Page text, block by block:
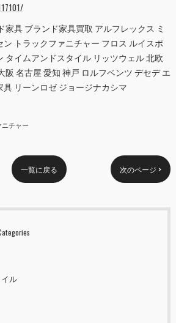
家具 ブランド家具買取 アルフレックス ミ
ン トラックファニチャー フロス ルイスポ
タイムアンドスタイル リッツウェル 北欧
阪 名古屋 愛知 神戸 ロルフベンツ デセデ エ
リーンロゼ ジョージナカシマ
ニチャー
一覧に戻る 次のページ >
イル